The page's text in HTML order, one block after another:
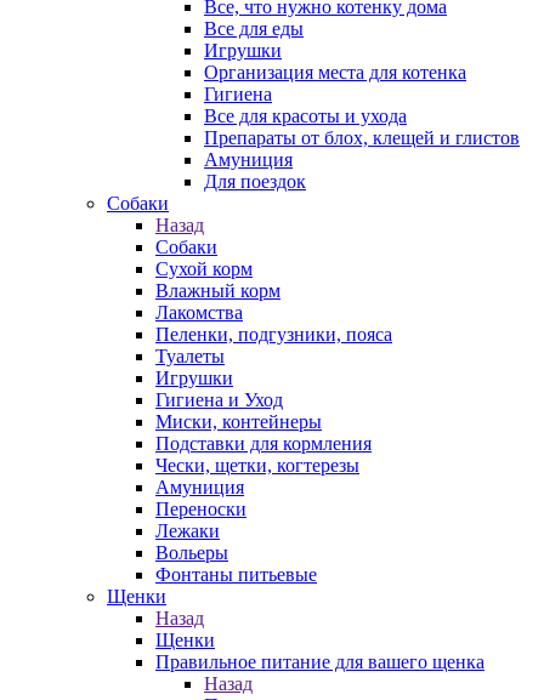
Все, что нужно котенку дома
Все для еды
Игрушки
Организация места для котенка
Гигиена
Все для красоты и ухода
Препараты от блох, клещей и глистов
Амуниция
Для поездок
Собаки
Назад
Собаки
Сухой корм
Влажный корм
Лакомства
Пеленки, подгузники, пояса
Туалеты
Игрушки
Гигиена и Уход
Миски, контейнеры
Подставки для кормления
Чески, щетки, когтерезы
Амуниция
Переноски
Лежаки
Вольеры
Фонтаны питьевые
Щенки
Назад
Щенки
Правильное питание для вашего щенка
Назад